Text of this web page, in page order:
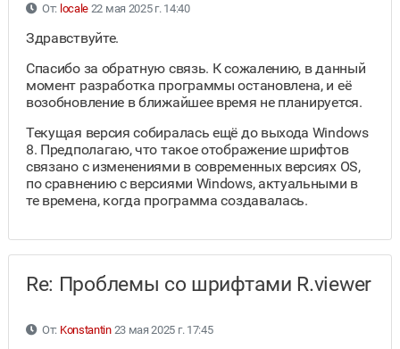
От: locale 22 мая 2025 г. 14:40
Здравствуйте.
Спасибо за обратную связь. К сожалению, в данный
момент разработка программы остановлена, и её
возобновление в ближайшее время не планируется.
Текущая версия собиралась ещё до выхода Windows
8. Предполагаю, что такое отображение шрифтов
связано с изменениями в современных версиях OS,
по сравнению с версиями Windows, актуальными в
те времена, когда программа создавалась.
Re: Проблемы со шрифтами R.viewer
От: Konstantin23 мая 2025 г. 17:45